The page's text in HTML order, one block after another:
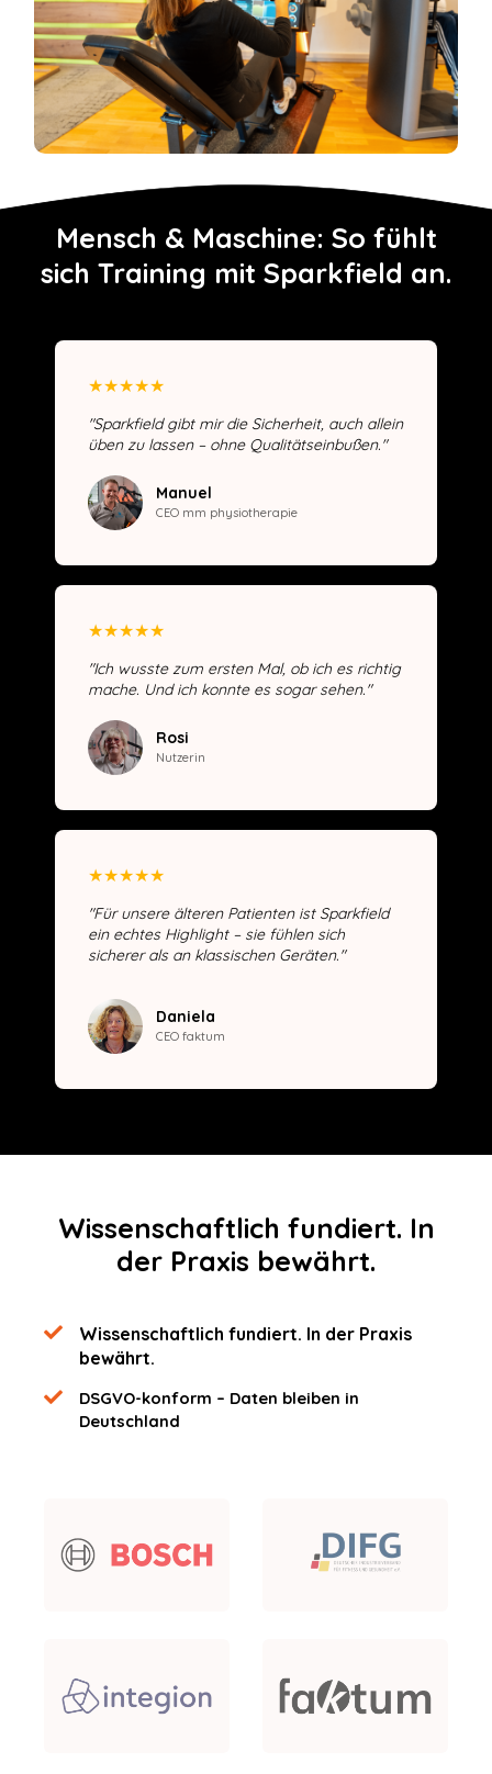
Mensch & Maschine: So fühlt
sich Training mit Sparkfield an.
★★★★★
"Sparkfield gibt mir die Sicherheit, auch allein
üben zu lassen – ohne Qualitätseinbußen."
Manuel
CEO mm physiotherapie
★★★★★
"Ich wusste zum ersten Mal, ob ich es richtig
mache. Und ich konnte es sogar sehen."
Rosi
Nutzerin
★★★★★
"Für unsere älteren Patienten ist Sparkfield
ein echtes Highlight – sie fühlen sich
sicherer als an klassischen Geräten."
Daniela
CEO faktum
Wissenschaftlich fundiert. In
der Praxis bewährt.
Wissenschaftlich fundiert. In der Praxis
bewährt.
DSGVO-konform – Daten bleiben in
Deutschland